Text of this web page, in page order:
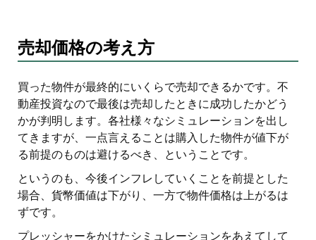
売却価格の考え方
買った物件が最終的にいくらで売却できるかです。不
動産投資なので最後は売却したときに成功したかどう
かが判明します。各社様々なシミュレーションを出し
てきますが、一点言えることは購入した物件が値下が
る前提のものは避けるべき、ということです。
というのも、今後インフレしていくことを前提とした
場合、貨幣価値は下がり、一方で物件価格は上がるは
ずです。
プレッシャーをかけたシミュレーションをあえてして